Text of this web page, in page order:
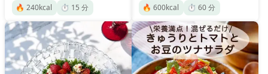
🔥 240kcal ⏱️ 15 分 🔥 600kcal ⏱️ 60分